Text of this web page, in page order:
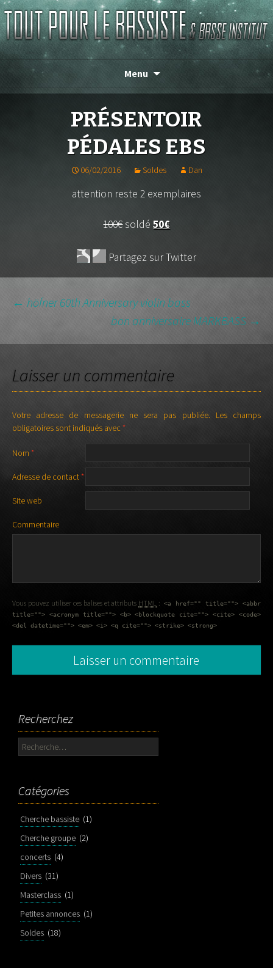
TOUT POUR LE BASSISTE
de basse depuis 1986 !
Menu
PRÉSENTOIR
PÉDALES EBS
06/02/2016 Soldes Dan
attention reste 2 exemplaires
100€soldé50€
Partagez sur Twitter
NAVIGATION DES
ARTICLES
← höfner 60th Anniversary violin bass
bon anniversaire MARKBASS →
Laisser un commentaire
Votre adresse de messagerie ne sera pas publiée. Les champs
obligatoires sont indiqués avec*
Nom *
Adresse de contact*
Site web
Commentaire
Vous pouvez utiliser ces balises et attributs HTML :
<a href="" title=""> <abbr
title=""> <acronym title=""> <b> <blockquote cite=""> <cite> <code>
<del datetime=""> <em> <i> <q cite=""> <strike> <strong>
Recherchez
Rechercher :
Catégories
Cherche bassiste (1)
Cherche groupe (2)
concerts (4)
Divers (31)
Masterclass (1)
Petites annonces (1)
Soldes (18)